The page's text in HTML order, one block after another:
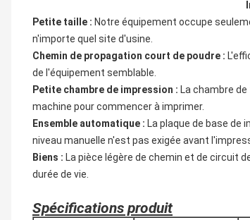
Petite taille : Notre équipement occupe
n'importe quel site d'usine.
Chemin de propagation court de poudre :
de l'équipement semblable.
Petite chambre de impression : La chambre
machine pour commencer à imprimer.
Ensemble automatique : La plaque de base de
niveau manuelle n'est pas exigée avant
Biens : La pièce légère de chemin et de circuit
durée de vie.
Spécifications produit